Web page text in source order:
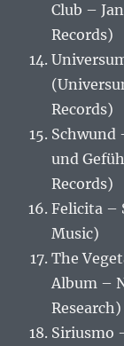
Club –
Records)
Records)
Schwund
und
Records)
Felicita –
Music)
The
Album –
Research)
Siriusmo